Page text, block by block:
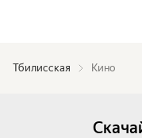
Тбилисская Кино